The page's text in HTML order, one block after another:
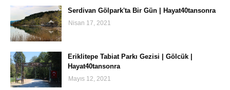
Serdivan Gölpark'ta Bir Gün | Hayat40tansonra
Nisan 17, 2021
Eriklitepe Tabiat Parkı Gezisi | Gölcük |
Hayat40tansonra
Mayıs 12, 2021